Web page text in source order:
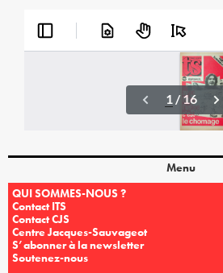
Menu
QUI SOMMES-NOUS ?
Contact ITS
Contact CJS
Centre Jacques-Sauvageot
S’abonner à la newsletter
Soutenez-nous